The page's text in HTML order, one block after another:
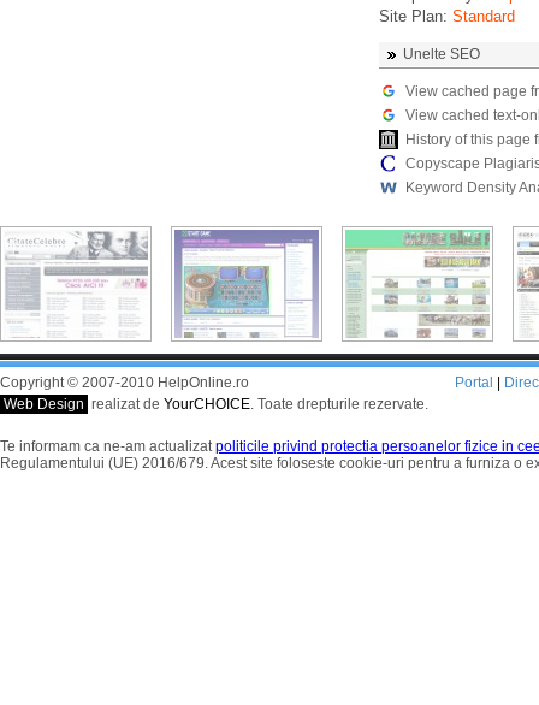
Site Plan: Standard
Unelte SEO
View cached page
View cached text-
History of this page
Copyscape
Keyword Density
Copyright © 2007-2010 HelpOnline.ro
Web Design realizat de YourCHOICE. Toate drepturile rezervate.
Portal
Te informam ca ne-am actualizatpoliticile privind protectia persoanelor fizice in
Regulamentului (UE) 2016/679. Acest site foloseste cookie-uri pentru a furniza o